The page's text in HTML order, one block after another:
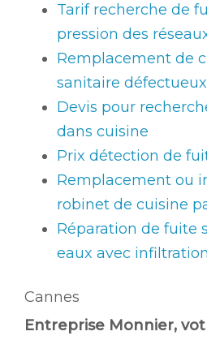
Tarif recherche de
pression des
Remplacement de
sanitaire défectueux
Devis pour
dans cuisine
Prix détection de
Remplacement ou
robinet de cuisine
Réparation de fuite
eaux avec infiltration
Cannes
Entreprise Monnier,